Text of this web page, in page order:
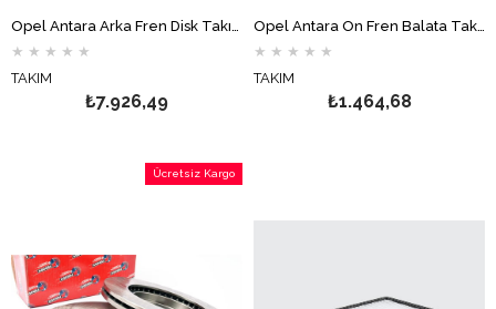
★ ★ ★ ★ ★
TAKIM
₺7.926,49
★ ★ ★ ★ ★
TAKIM
₺1.464,68
Ücretsiz Kargo